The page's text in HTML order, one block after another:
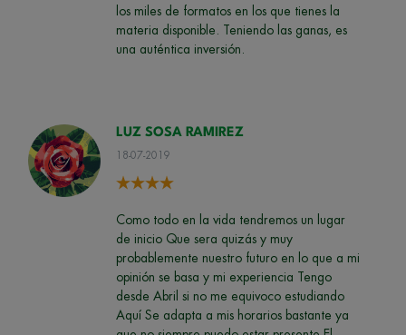
los miles de formatos en los que tienes la
materia disponible. Teniendo las ganas, es
una auténtica inversión.
LUZ SOSA RAMIREZ
18-07-2019
Como todo en la vida tendremos un lugar
de inicio Que sera quizás y muy
probablemente nuestro futuro en lo que a mi
opinión se basa y mi experiencia Tengo
desde Abril si no me equivoco estudiando
Aquí Se adapta a mis horarios bastante ya